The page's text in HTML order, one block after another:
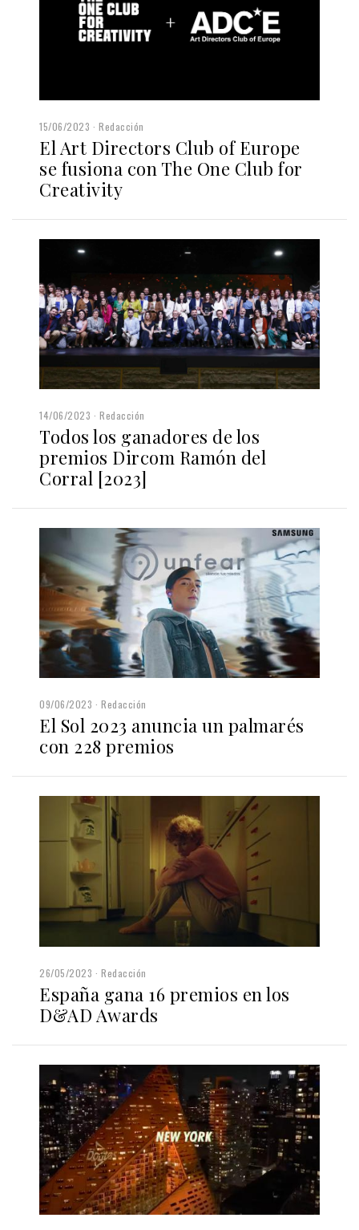
15/06/2023 Redacción
El Art Directors Club of Europe
se fusiona con The One Club for
Creativity
14/06/2023 Redacción
Todos los ganadores de los
premios Dircom Ramón del
Corral [2023]
09/06/2023 Redacción
El Sol 2023 anuncia un palmarés
con 228 premios
26/05/2023 Redacción
España gana 16 premios en los
D&AD Awards